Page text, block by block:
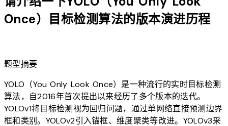
Once）目标检测算法的版本演进历程
题型摘要
YOLO（You Only Look Once）是一种流行的实时目标检测
算法，自2016年首次提出以来经历了多个版本的迭代。
YOLOv1将目标检测视为回归问题，通过单网络直接预测边界
框和类别。YOLOv2引入锚框、维度聚类等改进。YOLOv3采